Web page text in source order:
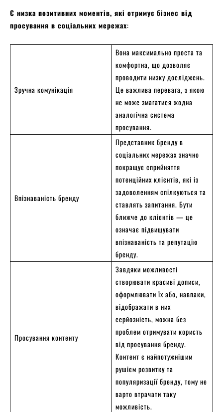
Є низка позитивних моментів, які отримує бізнес від
просування в соціальних мережах:
Зручна комунікація
Вона максимально проста та
комфортна, що дозволяє
проводити низку досліджень.
Це важлива перевага, з якою
не може змагатися жодна
аналогічна система
просування.
Впізнаваність бренду
Представник бренду в
соціальних мережах значно
покращує сприйняття
потенційних клієнтів, які із
задоволенням спілкуються та
ставлять запитання. Бути
ближче до клієнтів — це
означає підвищувати
впізнаваність та репутацію
бренду.
Просування контенту
Завдяки можливості
створювати красиві дописи,
оформлювати їх або, навпаки,
відображати в них
серйозність, можна без
проблем отримувати користь
від просування бренду.
Контент є найпотужнішим
рушієм розвитку та
популяризації бренду, тому не
варто втрачати таку
можливість.